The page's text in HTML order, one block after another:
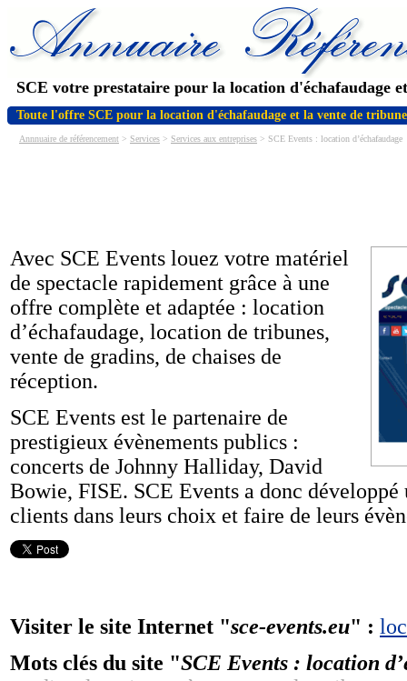
SCE votre prestataire pour la location d'échafaudage
Toute l'offre SCE pour la location d'échafaudage et la vente de
Annnuaire de référencement > Services > Services aux entreprises > SCE Events : location d’échafaudage
Avec SCE Events louez votre matériel
de spectacle rapidement grâce à une
offre complète et adaptée : location
d’échafaudage, location de tribunes,
vente de gradins, de chaises de
réception.
SCE Events est le partenaire de
prestigieux évènements publics :
concerts de Johnny Halliday, David
Bowie, FISE. SCE Events a donc développé
clients dans leurs choix et faire de leurs
Visiter le site Internet "sce-events.eu" :
Mots clés du site "SCE Events : location